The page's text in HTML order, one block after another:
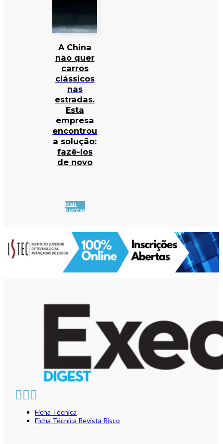
A China
não quer
carros
clássicos
nas
estradas.
Esta
empresa
encontrou
a solução:
fazê-los
de novo
Mais
Notícias
Ficha Técnica
Ficha Técnica Revista Risco